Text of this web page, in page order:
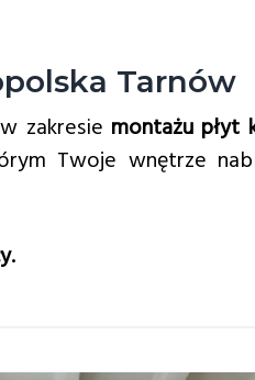
Tarnów
zakresie montażu płyt
Twoje wnętrze